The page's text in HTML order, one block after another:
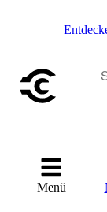
Menü